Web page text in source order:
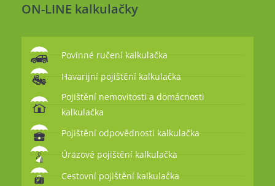
ON-LINE kalkulačky
Povinné ručení kalkulačka
Havarijní pojištění kalkulačka
Pojištění nemovitosti a domácnosti
kalkulačka
Pojištění odpovědnosti kalkulačka
Úrazové pojištění kalkulačka
Cestovní pojištění kalkulačka